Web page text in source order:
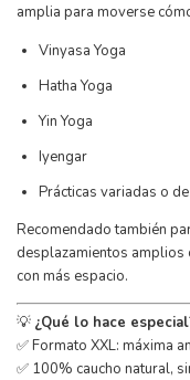
amplia para moverse
Vinyasa Yoga
Hatha Yoga
Yin Yoga
Iyengar
Prácticas variadas o
Recomendado también
desplazamientos amplios
con más espacio.
💡 ¿Qué lo hace
✅ Formato XXL: máxima
✅ 100% caucho natural,